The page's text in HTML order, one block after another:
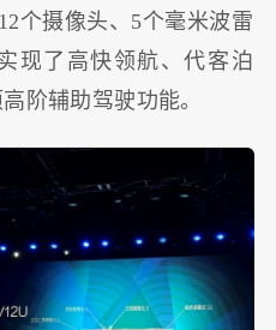
个摄像头、5个毫米波雷
现了高快领航、代客泊
阶辅助驾驶功能。